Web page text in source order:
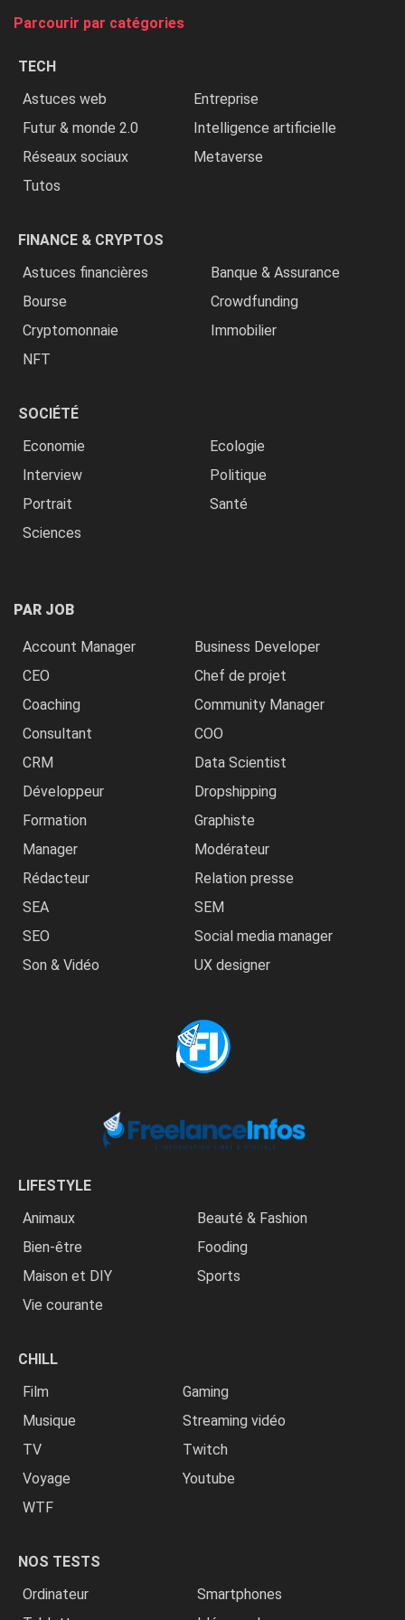
Parcourir par catégories
TECH
Astuces web
Entreprise
Futur & monde 2.0
Intelligence artificielle
Réseaux sociaux
Metaverse
Tutos
FINANCE & CRYPTOS
Astuces financières
Banque & Assurance
Bourse
Crowdfunding
Cryptomonnaie
Immobilier
NFT
SOCIÉTÉ
Economie
Ecologie
Interview
Politique
Portrait
Santé
Sciences
PAR JOB
Account Manager
Business Developer
CEO
Chef de projet
Coaching
Community Manager
Consultant
COO
CRM
Data Scientist
Développeur
Dropshipping
Formation
Graphiste
Manager
Modérateur
Rédacteur
Relation presse
SEA
SEM
SEO
Social media manager
Son & Vidéo
UX designer
LIFESTYLE
Animaux
Beauté & Fashion
Bien-être
Fooding
Maison et DIY
Sports
Vie courante
CHILL
Film
Gaming
Musique
Streaming vidéo
TV
Twitch
Voyage
Youtube
WTF
NOS TESTS
Ordinateur
Smartphones